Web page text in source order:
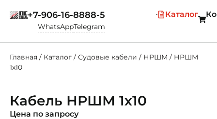
Каталог
+7-906-16-8888-5
WhatsAppTelegram
Главная / Каталог / Судовые кабели / НРШМ / НРШМ
1х10
Кабель НРШМ 1х10
Цена по запросу